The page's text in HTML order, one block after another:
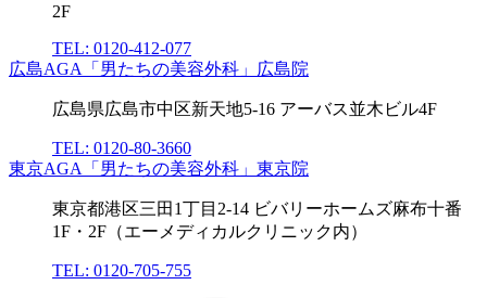
2F
TEL: 0120-412-077
広島AGA「男たちの美容外科」広島院
広島県広島市中区新天地5-16 アーバス並木ビル4F
TEL: 0120-80-3660
東京AGA「男たちの美容外科」東京院
東京都港区三田1丁目2-14 ビバリーホームズ麻布十番
1F・2F（エーメディカルクリニック内）
TEL: 0120-705-755